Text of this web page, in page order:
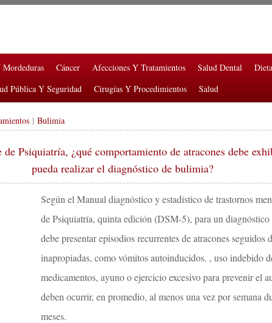
Mordeduras Cáncer Afecciones Y Tratamientos Salud Dental
Pública Y Seguridad Cirugías Y Procedimientos Salud
| Bulimia
Psiquiatría, ¿qué comportamiento de atracones debe
pueda realizar el diagnóstico de bulimia?
Según el Manual diagnóstico y estadístico de trastornos
de Psiquiatría, quinta edición (DSM-5), para un
debe presentar episodios recurrentes de atracones seguidos
inapropiadas, como vómitos autoinducidos. , uso indebido
medicamentos, ayuno o ejercicio excesivo para prevenir el
deben ocurrir, en promedio, al menos una vez por semana
meses.